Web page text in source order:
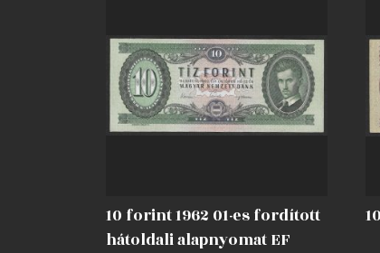
10 forint 1962 01-es fordított
hátoldali alapnyomat EF